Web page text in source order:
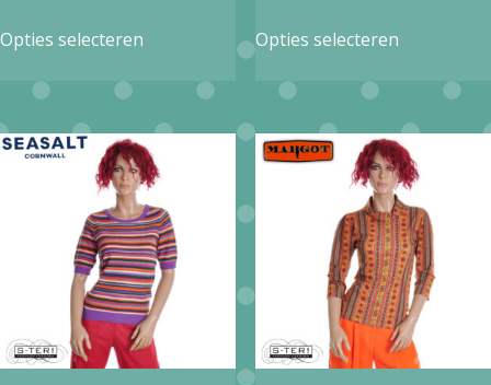
Opties selecteren
meerdere
variaties.
Deze
optie
kan
gekozen
worden
op
Opties selecteren
meerdere
variaties.
Deze
optie
kan
gekozen
worden
op